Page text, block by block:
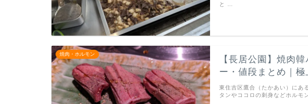
と …
焼肉・ホルモン
【長居公園】焼肉
ー・値段まとめ｜
東住吉区鷹合（たかあい）にあ
タンやココロの刺身などホルモ